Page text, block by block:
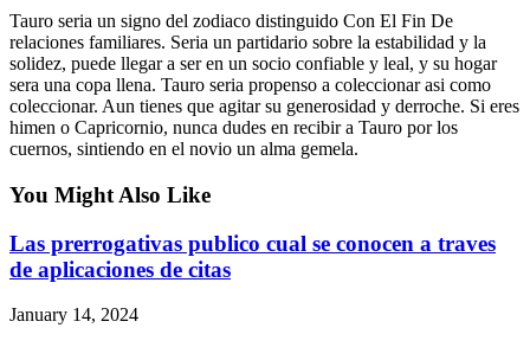
Tauro seri­a un signo del zodiaco distinguido Con El Fin De
relaciones familiares. Seri­a un partidario sobre la estabilidad y la
solidez, puede llegar a ser en un socio confiable y leal, y su hogar
sera una copa llena. Tauro seri­a propenso a coleccionar asi­ como
coleccionar. Aun tienes que agitar su generosidad y derroche. Si eres
himen o Capricornio, nunca dudes en recibir a Tauro por los
cuernos, sintiendo en el novio un alma gemela.
You Might Also Like
Las prerrogativas publico cual se conocen a traves
de aplicaciones de citas
January 14, 2024